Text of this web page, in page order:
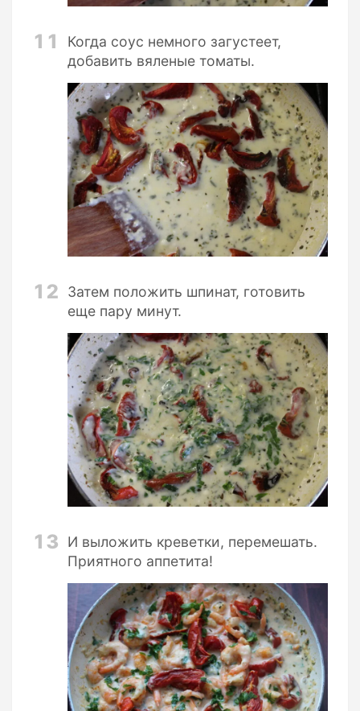
11
Когда соус немного загустеет,
добавить вяленые томаты.
12
Затем положить шпинат, готовить
еще пару минут.
13
И выложить креветки, перемешать.
Приятного аппетита!